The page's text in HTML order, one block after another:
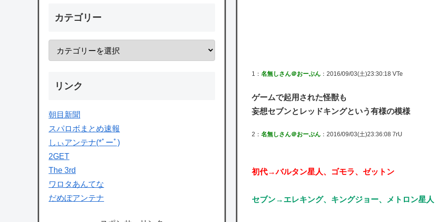
ど
★【ワートリ】2周目も全員でやる隊と分担
でやる隊はそれぞれどの位いるんだろうか特
1： 名無しさん＠おーぷん ：2016/09/03(土)23:30:18 VTe
ゲームで起用された怪獣も
妄想セブンとレッドキングという有様の模様
2： 名無しさん＠おーぷん ：2016/09/03(土)23:36:08 7rU
初代→バルタン星人、ゴモラ、ゼットン
セブン→エレキング、キングジョー、メトロン星人
カテゴリー
リンク
朝目新聞
スパロボまとめ速報
しぃアンテナ(*ﾟーﾟ)
2GET
The 3rd
ワロタあんてな
だめぽアンテナ